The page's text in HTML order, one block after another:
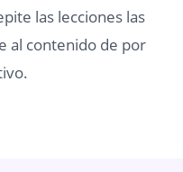
las lecciones las
al contenido de por